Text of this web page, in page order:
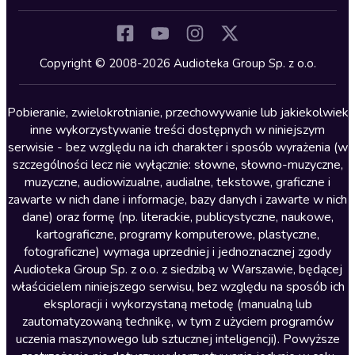
Kryminały
Lektury szkolne
Literatura anglojęzyczna
Literatura faktu
Literatura obyczajowa
Literatura piękna obca
Literatura piękna polska
Nagrania relaksacyjne
Nauka języków
Nauki humanistyczne
Podcasty i audycje
Copyright © 2008-2026 Audioteka Group Sp. z o.o.
Pobieranie, zwielokrotnianie, przechowywanie lub jakiekolwiek
inne wykorzystywanie treści dostępnych w niniejszym
serwisie - bez względu na ich charakter i sposób wyrażenia (w
szczególności lecz nie wyłącznie: słowne, słowno-muzyczne,
muzyczne, audiowizualne, audialne, tekstowe, graficzne i
zawarte w nich dane i informacje, bazy danych i zawarte w nich
dane) oraz formę (np. literackie, publicystyczne, naukowe,
kartograficzne, programy komputerowe, plastyczne,
fotograficzne) wymaga uprzedniej i jednoznacznej zgody
Audioteka Group Sp. z o.o. z siedzibą w Warszawie, będącej
właścicielem niniejszego serwisu, bez względu na sposób ich
eksploracji i wykorzystaną metodę (manualną lub
zautomatyzowaną technikę, w tym z użyciem programów
uczenia maszynowego lub sztucznej inteligencji). Powyższe